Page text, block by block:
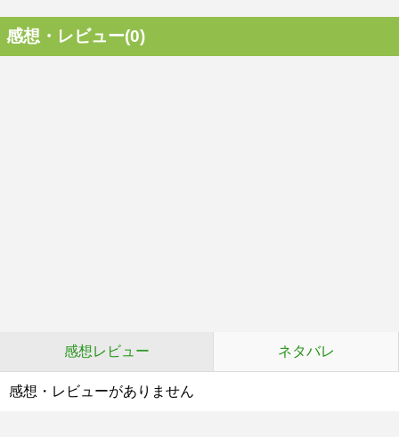
感想・レビュー(0)
感想レビュー ネタバレ
感想・レビューがありません